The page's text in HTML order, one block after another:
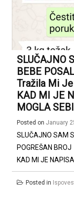
SLUČAJNO
BEBE
Tražila Mi
KAD MI JE
MOGLA
Posted on January
SLUČAJNO SAM
POGREŠAN
KAD MI JE
Posted in